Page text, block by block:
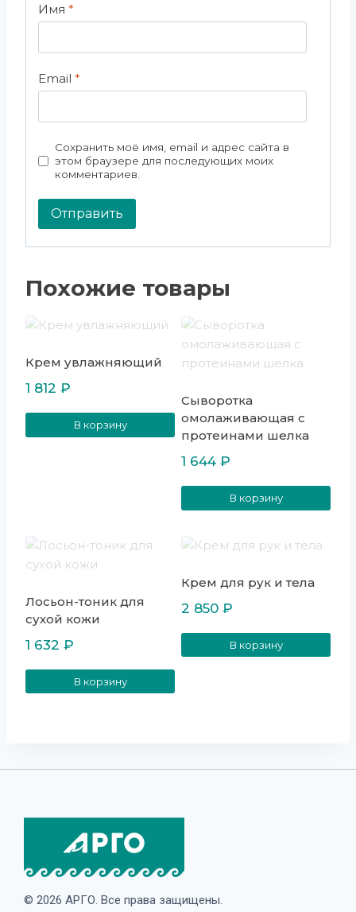
Имя *
Email *
Сохранить моё имя, email и адрес сайта в
этом браузере для последующих моих
комментариев.
Похожие товары
Крем увлажняющий
1 812 ₽
В корзину
Сыворотка
омолаживающая с
протеинами шелка
1 644 ₽
В корзину
Лосьон-тоник для
сухой кожи
1 632 ₽
В корзину
Крем для рук и тела
2 850 ₽
В корзину
© 2026 АРГО. Все права защищены.